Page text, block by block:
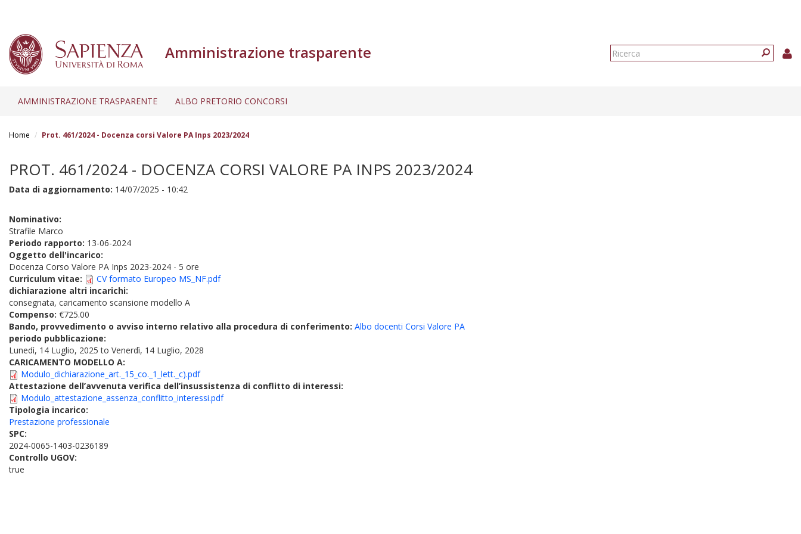
Amministrazione trasparente
Form
AMMINISTRAZIONE TRASPARENTE ALBO PRETORIO CONCORSI
Home Prot. 461/2024 - Docenza corsi Valore PA Inps 2023/2024
PROT. 461/2024 - DOCENZA CORSI VALORE PA INPS 2023/2024
Data di aggiornamento: 14/07/2025 - 10:42
Nominativo:
Strafile Marco
Periodo rapporto: 13-06-2024
Oggetto dell'incarico:
Docenza Corso Valore PA Inps 2023-2024 - 5 ore
Curriculum vitae:
CV formato Europeo MS_NF.pdf
dichiarazione altri incarichi:
consegnata, caricamento scansione modello A
Compenso: €725.00
Bando, provvedimento o avviso interno relativo alla procedura di conferimento: Albo docenti Corsi Valore PA
periodo pubblicazione:
Lunedì, 14 Luglio, 2025 to Venerdì, 14 Luglio, 2028
CARICAMENTO MODELLO A:
Modulo_dichiarazione_art._15_co._1_lett._c).pdf
Attestazione dell’avvenuta verifica dell’insussistenza di conflitto di interessi:
Modulo_attestazione_assenza_conflitto_interessi.pdf
Tipologia incarico:
Prestazione professionale
SPC:
2024-0065-1403-0236189
Controllo UGOV:
true